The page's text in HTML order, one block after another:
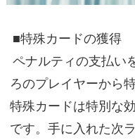
■特殊カードの獲得
ペナルティの支払い
ろのプレイヤーから
特殊カードは特別な
です。手に入れた次